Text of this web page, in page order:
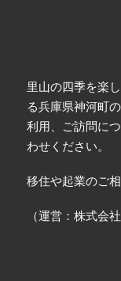
里山の四季を楽
る兵庫県神河町
利用、ご訪問に
わせください。
移住や起業のご
（運営：株式会